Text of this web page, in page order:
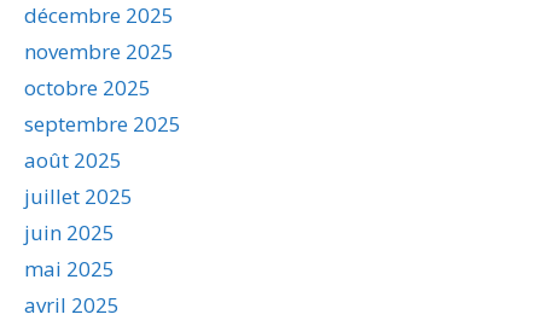
décembre 2025
novembre 2025
octobre 2025
septembre 2025
août 2025
juillet 2025
juin 2025
mai 2025
avril 2025